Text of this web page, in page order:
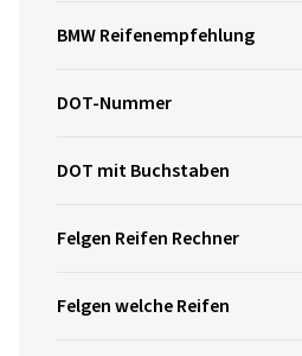
BMW Reifenempfehlung
DOT-Nummer
DOT mit Buchstaben
Felgen Reifen Rechner
Felgen welche Reifen